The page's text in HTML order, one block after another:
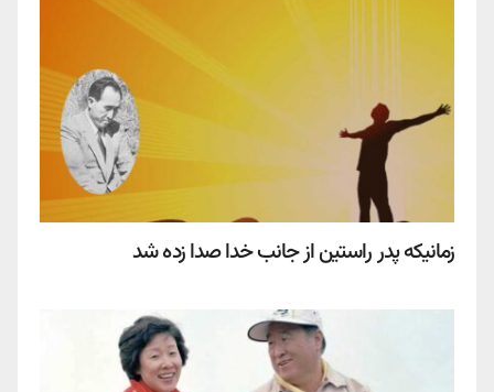
زمانیکه پدر راستین از جانب خدا صدا زده شد